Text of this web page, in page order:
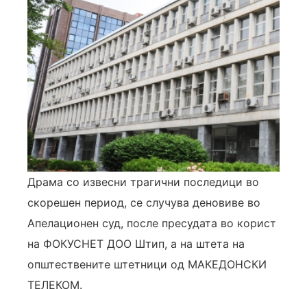
Драма со извесни трагични последици во
скорешен период, се случува деновиве во
Апелационен суд, после пресудата во корист
на ФОКУСНЕТ ДОО Штип, а на штета на
општествените штетници од МАКЕДОНСКИ
ТЕЛЕКОМ.